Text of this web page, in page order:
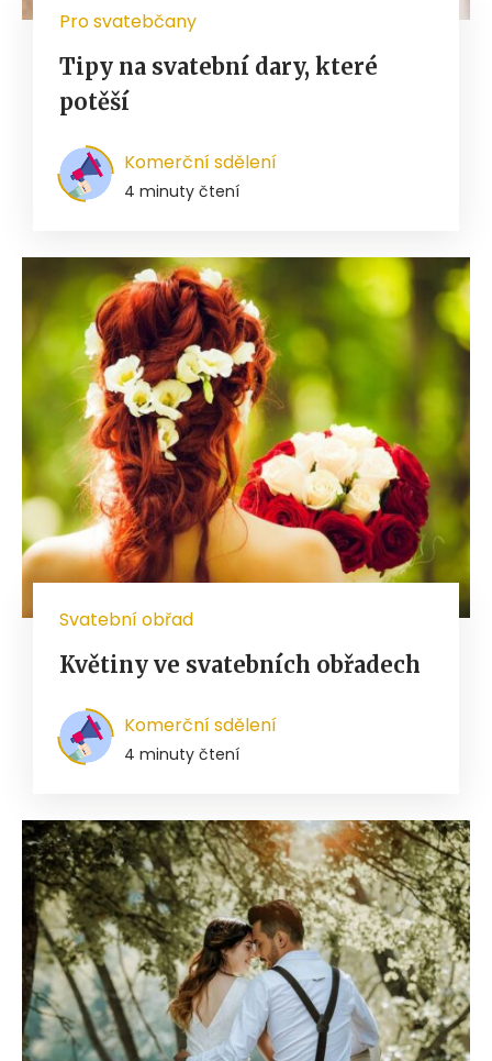
Pro svatebčany
Tipy na svatební dary, které
potěší
Komerční sdělení
4 minuty čtení
Svatební obřad
Květiny ve svatebních obřadech
Komerční sdělení
4 minuty čtení